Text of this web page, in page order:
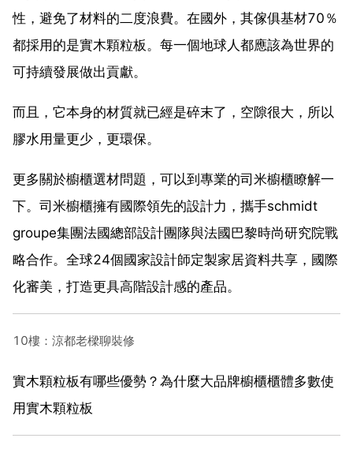
性，避免了材料的二度浪費。在國外，其傢俱基材70％
都採用的是實木顆粒板。每一個地球人都應該為世界的
可持續發展做出貢獻。
而且，它本身的材質就已經是碎末了，空隙很大，所以
膠水用量更少，更環保。
更多關於櫥櫃選材問題，可以到專業的司米櫥櫃瞭解一
下。司米櫥櫃擁有國際領先的設計力，攜手schmidt
groupe集團法國總部設計團隊與法國巴黎時尚研究院戰
略合作。全球24個國家設計師定製家居資料共享，國際
化審美，打造更具高階設計感的產品。
10樓：涼都老樑聊裝修
實木顆粒板有哪些優勢？為什麼大品牌櫥櫃櫃體多數使
用實木顆粒板